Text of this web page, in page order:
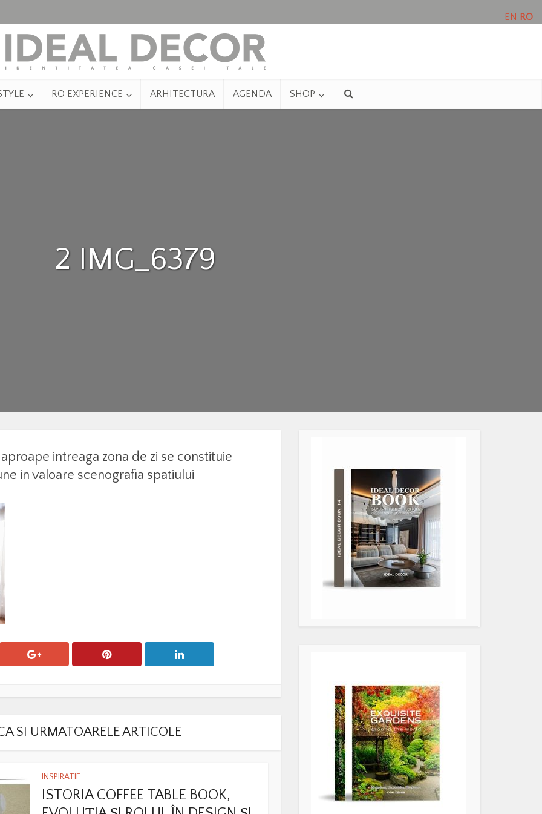
RO EXPERIENCE ARHITECTURA AGENDA SHOP
2 IMG_6379
intreaga zona de zi se constituie
in valoare scenografia spatiului
SI URMATOARELE ARTICOLE
INSPIRATIE
ISTORIA COFFEE TABLE BOOK,
EN RO